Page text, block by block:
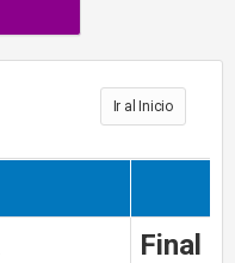
Ir al Inicio
Final